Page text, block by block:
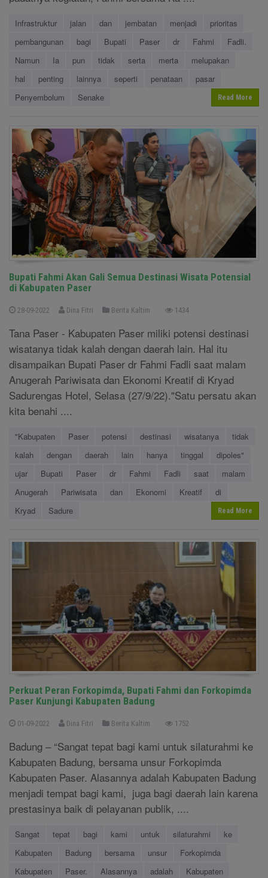
Infrastruktur jalan dan jembatan menjadi
prioritas
pembangunan
bagi Bupati Paser dr Fahmi
Fadli.
Namun
Ia pun tidak serta merta
melupakan
hal
penting lainnya seperti penataan
pasar
Penyembolum
Senake Read More
Bupati Fahmi Akan Gali Semua Destinasi Wisata Potensial
di Kabupaten Paser
28-09-2022 Dina Fitri Berita Kaltim 1434
Tana Paser - Kabupaten Paser miliki potensi destinasi
wisatanya tidak kalah dengan daerah lain. Hal itu
disampaikan Bupati Paser dr Fahmi Fadli saat malam
Anugerah Pariwisata dan Ekonomi Kreatif di Kryad
Sadurengas Hotel, Selasa (27/9/22)."Satu persatu akan
kita benahi ....
"Kabupaten Paser potensi destinasi wisatanya
tidak
kalah
dengan daerah lain hanya tinggal
dipoles"
ujar
Bupati Paser dr Fahmi Fadli saat
malam
Anugerah
Pariwisata dan Ekonomi Kreatif
di
Kryad
Sadure Read More
Perkuat Peran Forkopimda, Bupati Fahmi dan Forkopimda
Paser Kunjungi Kabupaten Badung
01-09-2022 Dina Fitri Berita Kaltim 1752
Badung – “Sangat tepat bagi kami untuk silaturahmi ke
Kabupaten Badung, bersama unsur Forkopimda
Kabupaten Paser. Alasannya adalah Kabupaten Badung
menjadi tempat bagi kami, juga bagi daerah lain karena
prestasinya baik di pelayanan publik, ....
Sangat tepat bagi kami untuk silaturahmi
ke
Kabupaten
Badung bersama unsur
Forkopimda
Kabupaten
Paser. Alasannya adalah
Kabupaten